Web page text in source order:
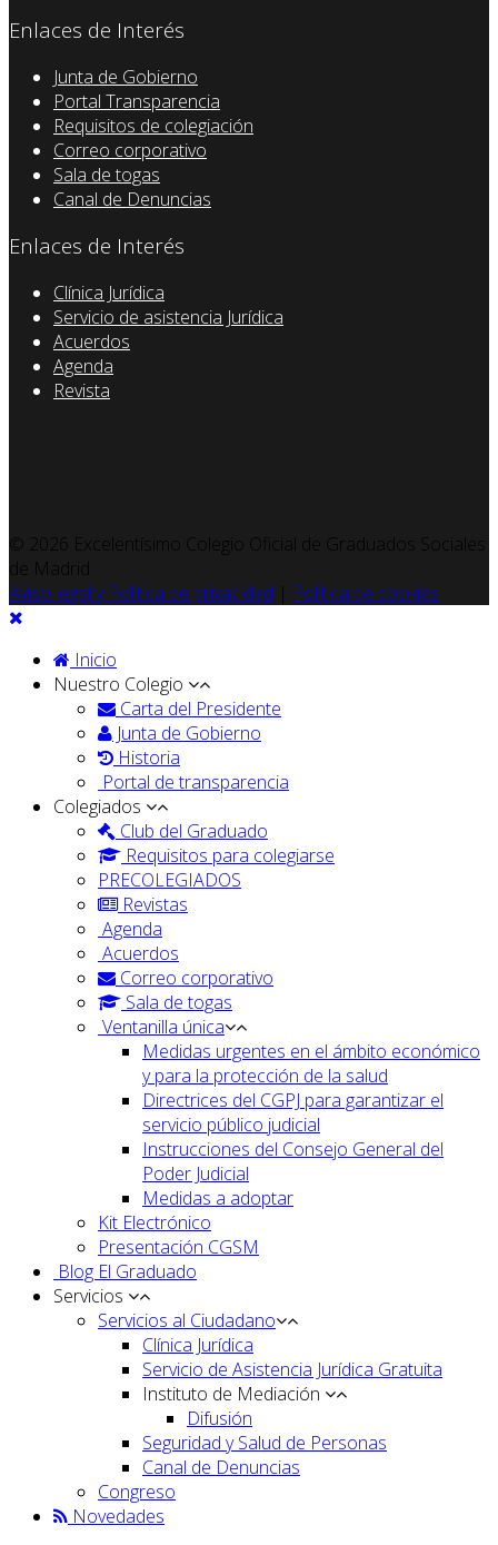
Enlaces de Interés
Junta de Gobierno
Portal Transparencia
Requisitos de colegiación
Correo corporativo
Sala de togas
Canal de Denuncias
Enlaces de Interés
Clínica Jurídica
Servicio de asistencia Jurídica
Acuerdos
Agenda
Revista
© 2026 Excelentísimo Colegio Oficial de Graduados Sociales
de Madrid
Aviso legal y Política de privacidad
Política de cookies
Inicio
Nuestro Colegio
Carta del Presidente
Junta de Gobierno
Historia
Portal de transparencia
Colegiados
Club del Graduado
Requisitos para colegiarse
PRECOLEGIADOS
Revistas
Agenda
Acuerdos
Correo corporativo
Sala de togas
Ventanilla única
Medidas urgentes en el ámbito económico
y para la protección de la salud
Directrices del CGPJ para garantizar el
servicio público judicial
Instrucciones del Consejo General del
Poder Judicial
Medidas a adoptar
Kit Electrónico
Presentación CGSM
Blog El Graduado
Servicios
Servicios al Ciudadano
Clínica Jurídica
Servicio de Asistencia Jurídica Gratuita
Instituto de Mediación
Difusión
Seguridad y Salud de Personas
Canal de Denuncias
Congreso
Novedades